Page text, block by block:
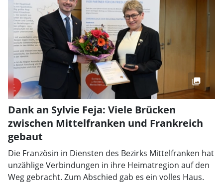
Dank an Sylvie Feja: Viele Brücken
zwischen Mittelfranken und Frankreich
gebaut
Die Französin in Diensten des Bezirks Mittelfranken hat
unzählige Verbindungen in ihre Heimatregion auf den
Weg gebracht. Zum Abschied gab es ein volles Haus.